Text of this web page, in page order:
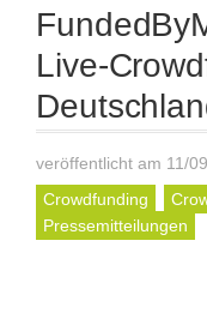
Live-
veröffentlicht am 11/
Crowdfunding
Pressemitteilungen